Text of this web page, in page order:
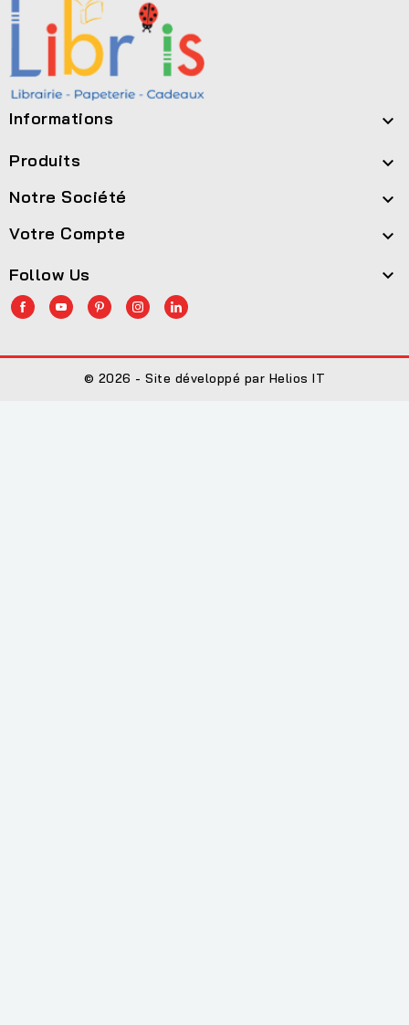
Informations 
Produits 
Notre Société 
Votre Compte 
Follow Us 
© 2026 - Site développé par Helios IT